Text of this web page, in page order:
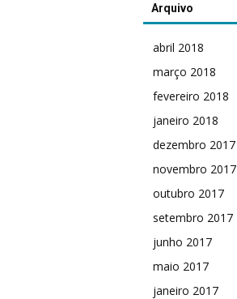
Arquivo
abril 2018
março 2018
fevereiro 2018
janeiro 2018
dezembro 2017
novembro 2017
outubro 2017
setembro 2017
junho 2017
maio 2017
janeiro 2017